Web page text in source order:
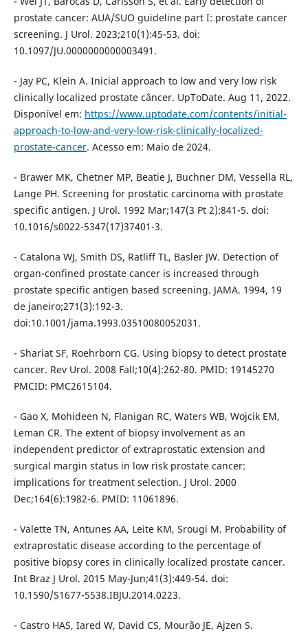
prostate cancer: AUA/SUO guideline part I: prostate cancer
screening. J Urol. 2023;210(1):45-53. doi:
10.1097/JU.0000000000003491.
- Jay PC, Klein A. Inicial approach to low and very low risk
clinically localized prostate câncer. UpToDate. Aug 11, 2022.
Disponível em: https://www.uptodate.com/contents/initial-
approach-to-low-and-very-low-risk-clinically-localized-
prostate-cancer. Acesso em: Maio de 2024.
- Brawer MK, Chetner MP, Beatie J, Buchner DM, Vessella RL,
Lange PH. Screening for prostatic carcinoma with prostate
specific antigen. J Urol. 1992 Mar;147(3 Pt 2):841-5. doi:
10.1016/s0022-5347(17)37401-3.
- Catalona WJ, Smith DS, Ratliff TL, Basler JW. Detection of
organ-confined prostate cancer is increased through
prostate specific antigen based screening. JAMA. 1994, 19
de janeiro;271(3):192-3.
doi:10.1001/jama.1993.03510080052031.
- Shariat SF, Roehrborn CG. Using biopsy to detect prostate
cancer. Rev Urol. 2008 Fall;10(4):262-80. PMID: 19145270
PMCID: PMC2615104.
- Gao X, Mohideen N, Flanigan RC, Waters WB, Wojcik EM,
Leman CR. The extent of biopsy involvement as an
independent predictor of extraprostatic extension and
surgical margin status in low risk prostate cancer:
implications for treatment selection. J Urol. 2000
Dec;164(6):1982-6. PMID: 11061896.
- Valette TN, Antunes AA, Leite KM, Srougi M. Probability of
extraprostatic disease according to the percentage of
positive biopsy cores in clinically localized prostate cancer.
Int Braz J Urol. 2015 May-Jun;41(3):449-54. doi:
10.1590/S1677-5538.IBJU.2014.0223.
- Castro HAS, Iared W, David CS, Mourão JE, Ajzen S.